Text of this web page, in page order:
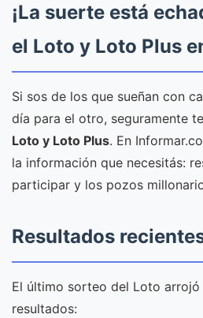
¡La suerte está
el Loto y Loto Plus
Si sos de los que sueñan con
día para el otro, seguramente
Loto y Loto Plus. En
la información que necesitás:
participar y los pozos
Resultados
El último sorteo del Loto arrojó
resultados: